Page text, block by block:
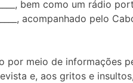
bem como um rádio
acompanhado pelo Cabo
por meio de informações
e, aos gritos e